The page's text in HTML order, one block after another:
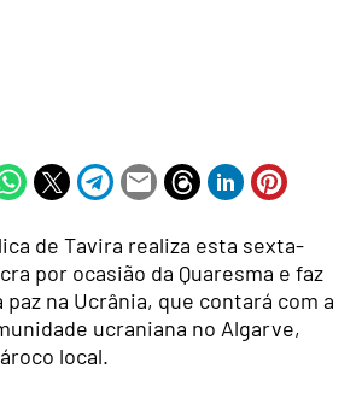
de Tavira realiza esta sexta-
por ocasião da Quaresma e faz
paz na Ucrânia, que contará com a
ucraniana no Algarve,
local.